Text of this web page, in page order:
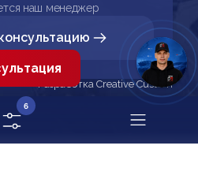
наш менеджер
Разработка Creative Custom
6